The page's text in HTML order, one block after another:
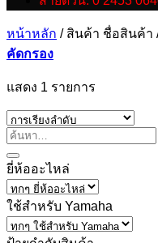
หน้าหลัก /สินค้า ชื่อสินค้า
คัดกรอง
แสดง 1 รายการ
ยี่ห้ออะไหล่
ใช้สำหรับ Yamaha